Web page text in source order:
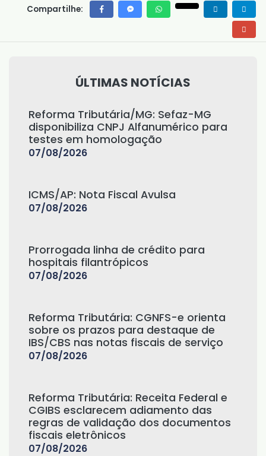
Compartilhe:
ÚLTIMAS NOTÍCIAS
Reforma Tributária/MG: Sefaz-MG
disponibiliza CNPJ Alfanumérico para
testes em homologação
07/08/2026
ICMS/AP: Nota Fiscal Avulsa
07/08/2026
Prorrogada linha de crédito para
hospitais filantrópicos
07/08/2026
Reforma Tributária: CGNFS-e orienta
sobre os prazos para destaque de
IBS/CBS nas notas fiscais de serviço
07/08/2026
Reforma Tributária: Receita Federal e
CGIBS esclarecem adiamento das
regras de validação dos documentos
fiscais eletrônicos
07/08/2026